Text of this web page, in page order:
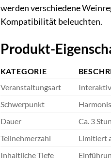
werden verschiedene
Kompatibilität beleuchten.
Produkt-
KATEGORIE
Veranstaltungsart
Schwerpunkt
Dauer
Ca. 3
Teilnehmerzahl
Limitiert
Inhaltliche Tiefe